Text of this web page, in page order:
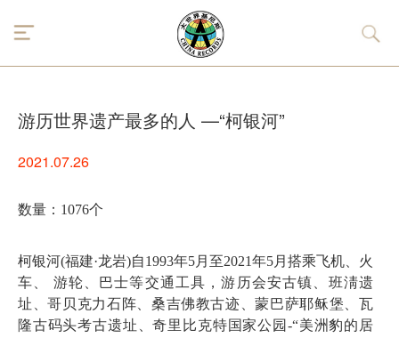
游历世界遗产最多的人 —“柯银河”
2021.07.26
数量： 1076个
柯银河(福建·龙岩)自1993年5月至2021年5月搭乘飞机、火
车、 游轮、巴士等交通工具，游历会安古镇、班淸遗
址、哥贝克力石阵、桑吉佛教古迹、蒙巴萨耶稣堡、瓦
隆古码头考古遗址、奇里比克特国家公园-“美洲豹的居